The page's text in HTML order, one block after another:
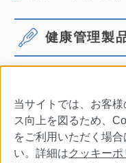
健康管理製
口腔ケア
当サイトでは、お客
ス向上を図るため、
をご利用いただく場
い。詳細はクッキーポ